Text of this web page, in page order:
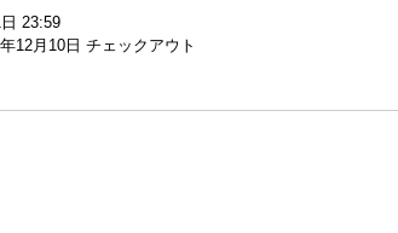
23:59
12月10日 チェックアウト